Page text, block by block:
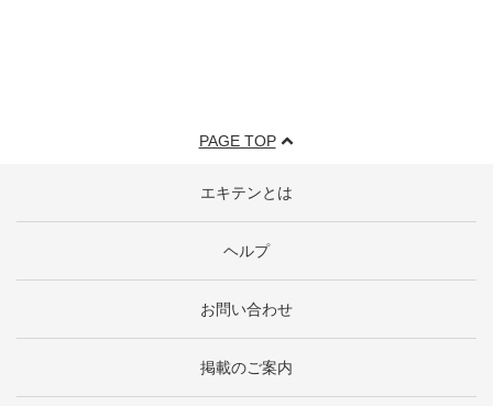
PAGE TOP
エキテンとは
ヘルプ
お問い合わせ
掲載のご案内